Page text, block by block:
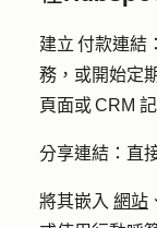
建立 付款連結：
務，或開始定
頁面或 CRM
分享連結： 直
將其嵌入 網站